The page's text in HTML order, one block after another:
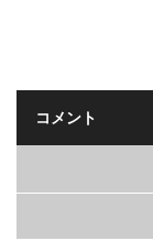
コメント